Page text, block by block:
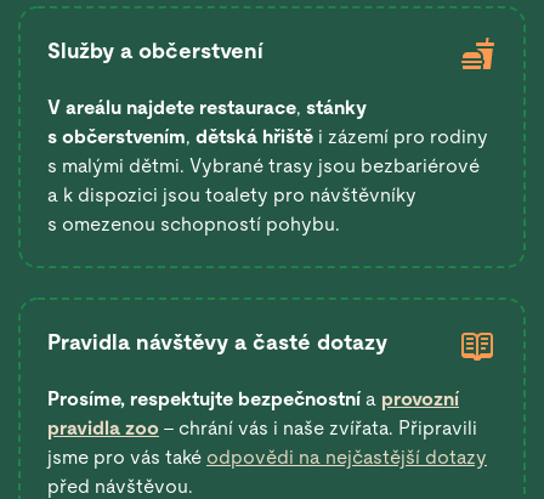
Služby a občerstvení
V areálu najdete restaurace, stánky
s občerstvením, dětská hřiště i zázemí pro rodiny
s malými dětmi. Vybrané trasy jsou bezbariérové
a k dispozici jsou toalety pro návštěvníky
s omezenou schopností pohybu.
Pravidla návštěvy a časté dotazy
Prosíme, respektujte bezpečnostní a provozní
pravidla zoo – chrání vás i naše zvířata. Připravili
jsme pro vás také odpovědi na nejčastější dotazy
před návštěvou.